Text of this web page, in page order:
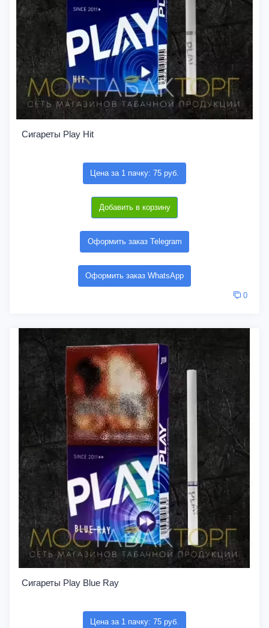
Сигареты Play Hit
Цена за 1 пачку: 75 руб.
Добавить в корзину
Оформить заказ Telegram
Оформить заказ WhatsApp
0
Сигареты Play Blue Ray
Цена за 1 пачку: 75 руб.